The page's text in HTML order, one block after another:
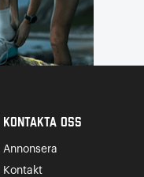
Kontakta Oss
Annonsera
Kontakt